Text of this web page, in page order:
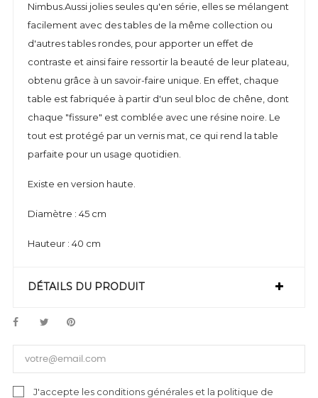
Nimbus.Aussi jolies seules qu'en série, elles se mélangent
facilement avec des tables de la même collection ou
d'autres tables rondes, pour apporter un effet de
contraste et ainsi faire ressortir la beauté de leur plateau,
obtenu grâce à un savoir-faire unique. En effet, chaque
table est fabriquée à partir d'un seul bloc de chêne, dont
chaque "fissure" est comblée avec une résine noire. Le
tout est protégé par un vernis mat, ce qui rend la table
parfaite pour un usage quotidien.
Existe en version haute.
Diamètre : 45 cm
Hauteur : 40 cm
DÉTAILS DU PRODUIT
J'accepte les conditions générales et la politique de